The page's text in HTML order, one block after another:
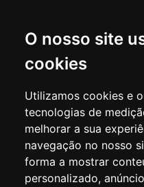
O nosso site
cookies
Utilizamos cookies e
tecnologias de
melhorar a sua
navegação no nosso
forma a mostrar
personalizado,